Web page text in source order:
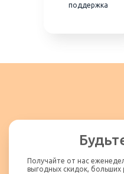
поддержка
Получайте от нас
выгодных скидок, больших